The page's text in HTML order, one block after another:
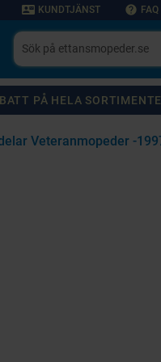
contact_mail KUNDTJÄNST help FAQ
PÅ HELA
KANSKE NÅGON AV DESSA
Veteranmopeder -